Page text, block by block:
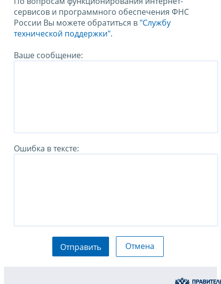
сервисов и программного обеспечения ФНС
России Вы можете обратиться в "Службу
технической поддержки".
Ваше сообщение:
Ошибка в тексте:
Отправить Отмена